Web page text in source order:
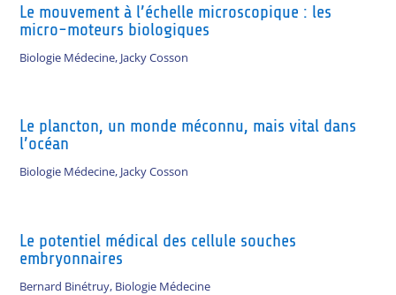
Le mouvement à l’échelle microscopique : les
micro-moteurs biologiques
Biologie Médecine, Jacky Cosson
Le plancton, un monde méconnu, mais vital dans
l’océan
Biologie Médecine, Jacky Cosson
Le potentiel médical des cellule souches
embryonnaires
Bernard Binétruy, Biologie Médecine